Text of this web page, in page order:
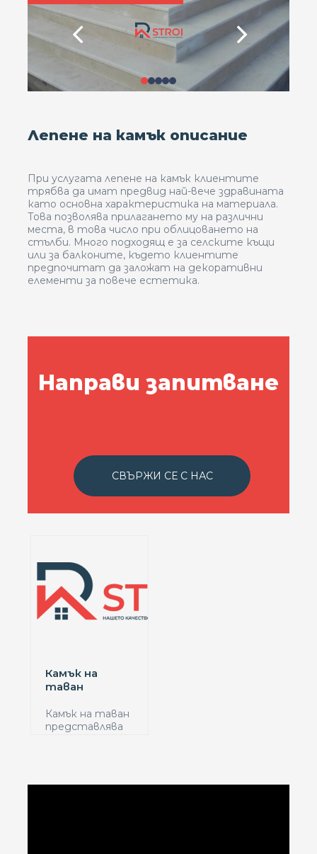
Лепене на камък описание
При услугата лепене на камък клиентите
трябва да имат предвид най-вече здравината
като основна характеристика на материала.
Това позволява прилагането му на различни
места, в това число при облицоването на
стълби. Много подходящ е за селските къщи
или за балконите, където клиентите
предпочитат да заложат на декоративни
елементи за повече естетика.
Направи запитване
СВЪРЖИ СЕ С НАС
Камък на
таван
Камък на таван
представлява